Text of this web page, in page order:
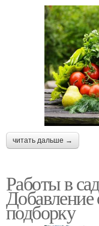
читать дальше →
Работы в
Добавление
подборку